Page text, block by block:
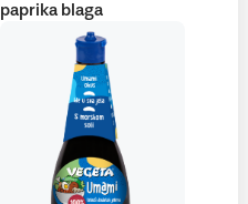
paprika blaga